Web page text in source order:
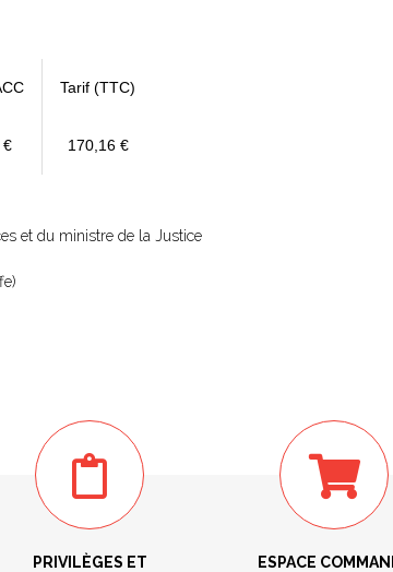
Tarif (TTC)
€ 170,16 €
et du ministre de la Justice
PRIVILÈGES ET
ESPACE